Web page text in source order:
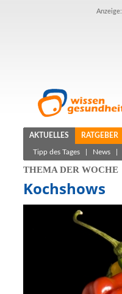
Anzeige:
AKTUELLES RATGEBER
Tipp des Tages News
THEMA DER WOCHE
Kochshows